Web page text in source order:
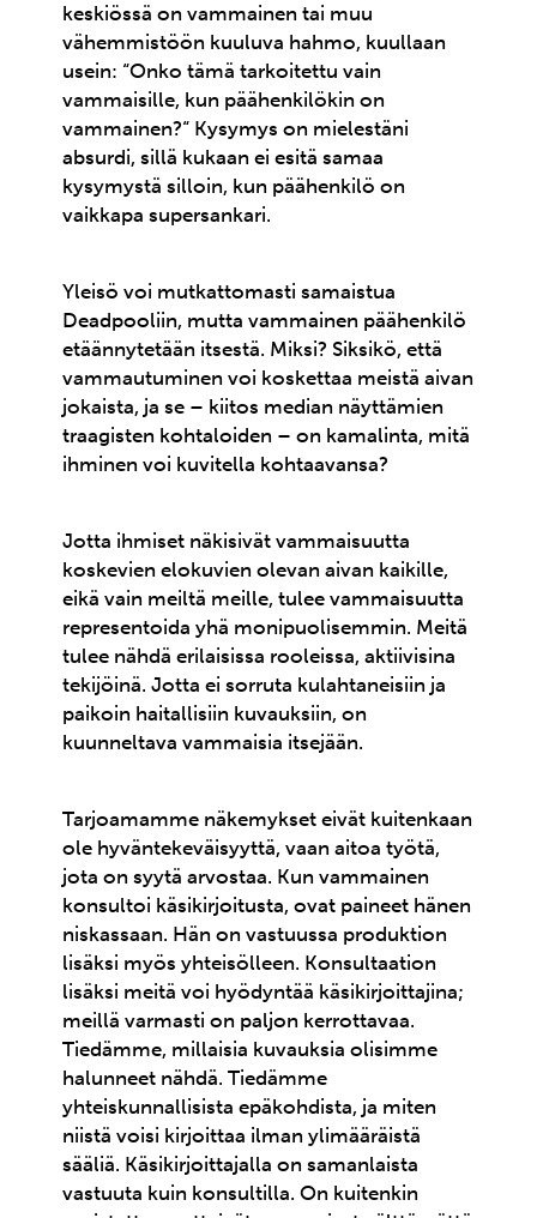
keskiössä on vammainen tai muu
vähemmistöön kuuluva hahmo, kuullaan
usein: “Onko tämä tarkoitettu vain
vammaisille, kun päähenkilökin on
vammainen?“ Kysymys on mielestäni
absurdi, sillä kukaan ei esitä samaa
kysymystä silloin, kun päähenkilö on
vaikkapa supersankari.
Yleisö voi mutkattomasti samaistua
Deadpooliin, mutta vammainen päähenkilö
etäännytetään itsestä. Miksi? Siksikö, että
vammautuminen voi koskettaa meistä aivan
jokaista, ja se – kiitos median näyttämien
traagisten kohtaloiden – on kamalinta, mitä
ihminen voi kuvitella kohtaavansa?
Jotta ihmiset näkisivät vammaisuutta
koskevien elokuvien olevan aivan kaikille,
eikä vain meiltä meille, tulee vammaisuutta
representoida yhä monipuolisemmin. Meitä
tulee nähdä erilaisissa rooleissa, aktiivisina
tekijöinä. Jotta ei sorruta kulahtaneisiin ja
paikoin haitallisiin kuvauksiin, on
kuunneltava vammaisia itsejään.
Tarjoamamme näkemykset eivät kuitenkaan
ole hyväntekeväisyyttä, vaan aitoa työtä,
jota on syytä arvostaa. Kun vammainen
konsultoi käsikirjoitusta, ovat paineet hänen
niskassaan. Hän on vastuussa produktion
lisäksi myös yhteisölleen. Konsultaation
lisäksi meitä voi hyödyntää käsikirjoittajina;
meillä varmasti on paljon kerrottavaa.
Tiedämme, millaisia kuvauksia olisimme
halunneet nähdä. Tiedämme
yhteiskunnallisista epäkohdista, ja miten
niistä voisi kirjoittaa ilman ylimääräistä
sääliä. Käsikirjoittajalla on samanlaista
vastuuta kuin konsultilla. On kuitenkin